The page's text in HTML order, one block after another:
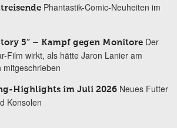
Phantastik-Comic-Neuheiten im
5“ – Kampf gegen Monitore Der
Film wirkt, als hätte Jaron Lanier am
mitgeschrieben
Highlights im Juli 2026 Neues Futter
Konsolen